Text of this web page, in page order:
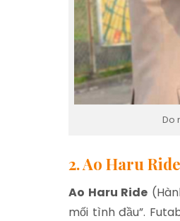
Do
2. Ao Haru Ride
Ao Haru Ride
mối tình đầu”.